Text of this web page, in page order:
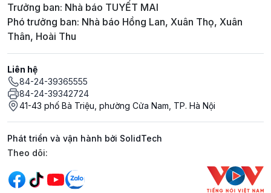
Trưởng ban: Nhà báo TUYẾT MAI
Phó trưởng ban: Nhà báo Hồng Lan, Xuân Thọ, Xuân
Thân, Hoài Thu
Liên hệ
84-24-39365555
84-24-39342724
41-43 phố Bà Triệu, phường Cửa Nam, TP. Hà Nội
Phát triển và vận hành bởi SolidTech
Mạng xã hội
Theo dõi: